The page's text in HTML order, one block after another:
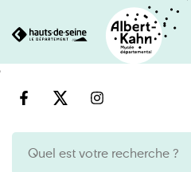
engine
Cookies management panel